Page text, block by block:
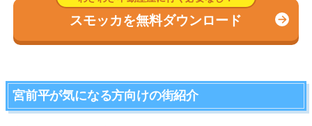
スモッカを無料ダウンロード
宮前平が気になる方向けの街紹介